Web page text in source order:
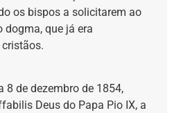
os bispos a solicitarem ao
dogma, que já era
8 de dezembro de 1854,
Deus do Papa Pio IX, a